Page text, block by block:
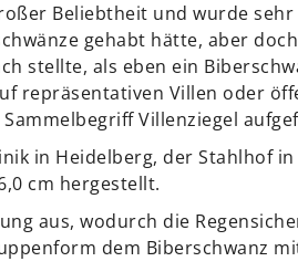
Beliebtheit und wurde
gehabt hätte, aber
stellte, als eben ein
repräsentativen Villen oder
Villenziegel
in Heidelberg, der Stahlhof
cm hergestellt.
aus, wodurch die
dem Biberschwanz